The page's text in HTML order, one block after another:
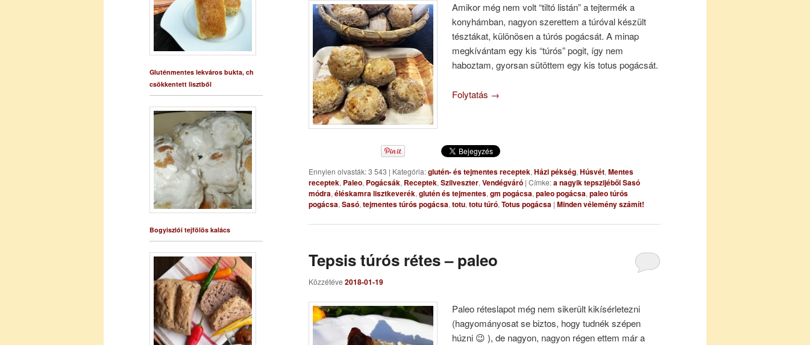
Amikor még nem volt “tiltó listán” a tejtermék a
konyhámban, nagyon szerettem a túróval készült
tésztákat, különösen a túrós pogácsát. A minap
megkívántam egy kis “túrós” pogit, így nem
haboztam, gyorsan sütöttem egy kis totus pogácsát.
Folytatás →
Ennyien olvasták: 3 543 | Kategória:glutén- és tejmentes receptek, Házi pékség, Húsvét, Mentes
receptek, Paleo, Pogácsák, Receptek, Szilveszter, Vendégváró | Címke:a nagyik tepszijéből Sasó
módra, éléskamra lisztkeverék, glutén és tejmentes, gm pogácsa, paleo pogácsa, paleo túrós
pogácsa, Sasó, tejmentes túrós pogácsa, totu, totu túró, Totus pogácsa | Minden vélemény számít!
Tepsis túrós rétes – paleo
Közzétéve 2018-01-19
Paleo réteslapot még nem sikerült kikísérletezni
(hagyományosat se biztos, hogy tudnék szépen
húzni 😉 ), de nagyon, nagyon régen ettem már a
Gluténmentes lekváros bukta, ch
csökkentett lisztből
Bogyiszlói tejfölös kalács